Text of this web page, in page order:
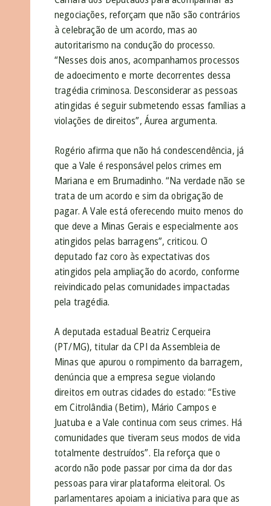
negociações, reforçam que não são contrários
à celebração de um acordo, mas ao
autoritarismo na condução do processo.
“Nesses dois anos, acompanhamos processos
de adoecimento e morte decorrentes dessa
tragédia criminosa. Desconsiderar as pessoas
atingidas é seguir submetendo essas famílias a
violações de direitos”, Áurea argumenta.
Rogério afirma que não há condescendência, já
que a Vale é responsável pelos crimes em
Mariana e em Brumadinho. “Na verdade não se
trata de um acordo e sim da obrigação de
pagar. A Vale está oferecendo muito menos do
que deve a Minas Gerais e especialmente aos
atingidos pelas barragens”, criticou. O
deputado faz coro às expectativas dos
atingidos pela ampliação do acordo, conforme
reivindicado pelas comunidades impactadas
pela tragédia.
A deputada estadual Beatriz Cerqueira
(PT/MG), titular da CPI da Assembleia de
Minas que apurou o rompimento da barragem,
denúncia que a empresa segue violando
direitos em outras cidades do estado: “Estive
em Citrolândia (Betim), Mário Campos e
Juatuba e a Vale continua com seus crimes. Há
comunidades que tiveram seus modos de vida
totalmente destruídos”. Ela reforça que o
acordo não pode passar por cima da dor das
pessoas para virar plataforma eleitoral. Os
parlamentares apoiam a iniciativa para que as